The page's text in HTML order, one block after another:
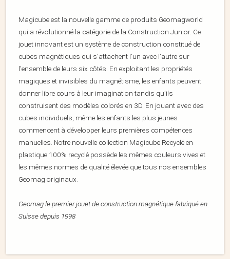
Magicube est la nouvelle gamme de produits Geomagworld
qui a révolutionné la catégorie de la Construction Junior. Ce
jouet innovant est un système de construction constitué de
cubes magnétiques qui s’attachent l’un avec l’autre sur
l’ensemble de leurs six côtés. En exploitant les propriétés
magiques et invisibles du magnétisme, les enfants peuvent
donner libre cours à leur imagination tandis qu’ils
construisent des modèles colorés en 3D. En jouant avec des
cubes individuels, même les enfants les plus jeunes
commencent à développer leurs premières compétences
manuelles. Notre nouvelle collection Magicube Recyclé en
plastique 100% recyclé possède les mêmes couleurs vives et
les mêmes normes de qualité élevée que tous nos ensembles
Geomag originaux.
Geomag le premier jouet de construction magnétique fabriqué en
Suisse depuis 1998